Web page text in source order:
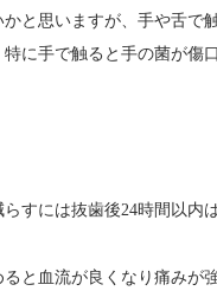
と思いますが、手や舌で
に手で触ると手の菌が傷
らすには抜歯後24時間以内
と血流が良くなり痛みが